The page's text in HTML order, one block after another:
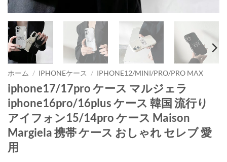
ホーム / IPHONEケース / IPHONE12/MINI/PRO/PRO MAX
iphone17/17pro ケース マルジェラ
iphone16pro/16plus ケース 韓国 流行り
アイフォン15/14pro ケース Maison
Margiela 携帯 ケース おしゃれ セレブ 愛
用